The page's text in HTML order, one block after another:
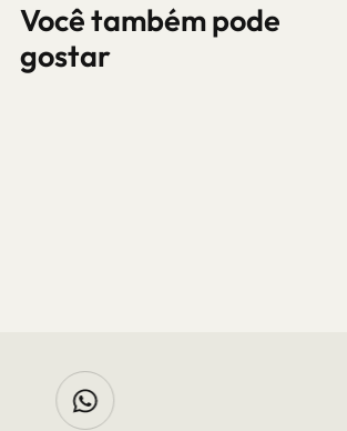
Você também pode
gostar